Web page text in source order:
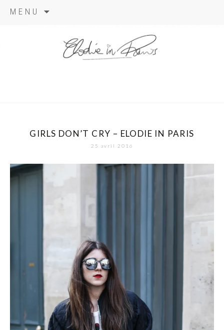
MENU
GIRLS DON’T CRY – ELODIE IN PARIS
25 avril 2016